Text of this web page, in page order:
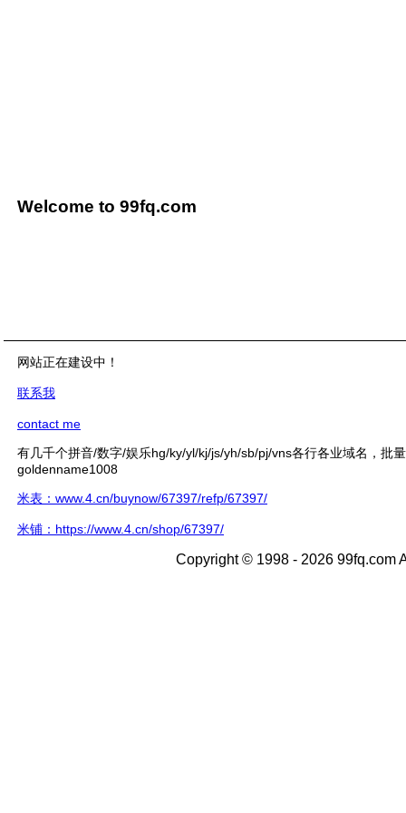
Welcome to 99fq.com
网站正在建设中！
联系我
contact me
有几千个拼音/数字/娱乐hg/ky/yl/kj/js/yh/sb/pj/vns各行各业域名，批
goldenname1008
米表：www.4.cn/buynow/67397/refp/67397/
米铺：https://www.4.cn/shop/67397/
Copyright © 1998 - 2026 99fq.com